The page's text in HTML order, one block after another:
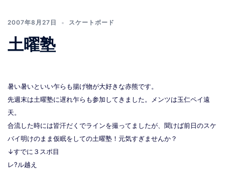
ー
2007年8月27日 スケートボード
土曜塾
暑い暑いといい乍らも揚げ物が大好きな赤熊です。
先週末は土曜塾に遅れ乍らも参加してきました。メンツは玉仁ペイ遠
天。
合流した時には皆汗だくでラインを撮ってましたが、聞けば前日のスケ
バイ明けのまま仮眠をしての土曜塾！元気すぎませんか？
↓すでに３スポ目
レ?ル越え